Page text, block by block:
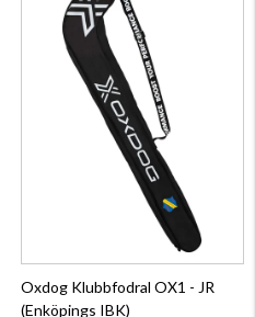
Oxdog Klubbfodral OX1 - JR
(Enköpings IBK)